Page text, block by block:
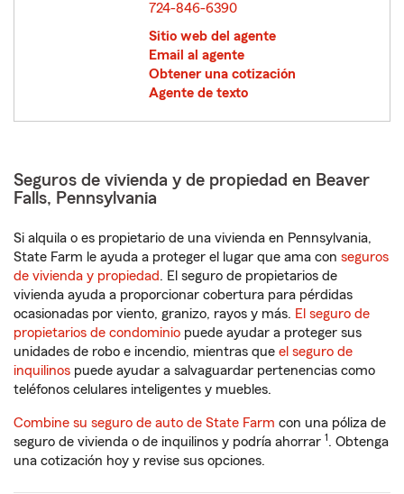
724-846-6390
Sitio web del agente
Email al agente
Obtener una cotización
Agente de texto
Seguros de vivienda y de propiedad en Beaver
Falls, Pennsylvania
Si alquila o es propietario de una vivienda en Pennsylvania,
State Farm le ayuda a proteger el lugar que ama con seguros
de vivienda y propiedad. El seguro de propietarios de
vivienda ayuda a proporcionar cobertura para pérdidas
ocasionadas por viento, granizo, rayos y más. El seguro de
propietarios de condominio puede ayudar a proteger sus
unidades de robo e incendio, mientras que el seguro de
inquilinos puede ayudar a salvaguardar pertenencias como
teléfonos celulares inteligentes y muebles.
Combine su seguro de auto de State Farm con una póliza de
seguro de vivienda o de inquilinos y podría ahorrar 1. Obtenga
una cotización hoy y revise sus opciones.